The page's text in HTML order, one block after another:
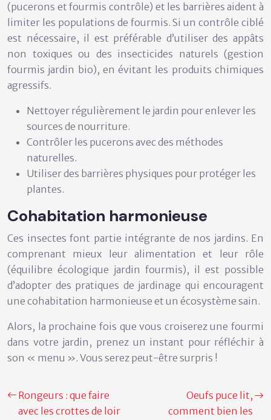
(pucerons et fourmis contrôle) et les barrières aident à
limiter les populations de fourmis. Si un contrôle ciblé
est nécessaire, il est préférable d’utiliser des appâts
non toxiques ou des insecticides naturels (gestion
fourmis jardin bio), en évitant les produits chimiques
agressifs.
Nettoyer régulièrement le jardin pour enlever les
sources de nourriture.
Contrôler les pucerons avec des méthodes
naturelles.
Utiliser des barrières physiques pour protéger les
plantes.
Cohabitation harmonieuse
Ces insectes font partie intégrante de nos jardins. En
comprenant mieux leur alimentation et leur rôle
(équilibre écologique jardin fourmis), il est possible
d’adopter des pratiques de jardinage qui encouragent
une cohabitation harmonieuse et un écosystème sain.
Alors, la prochaine fois que vous croiserez une fourmi
dans votre jardin, prenez un instant pour réfléchir à
son « menu ». Vous serez peut-être surpris !
Rongeurs : que faire
avec les crottes de loir
Oeufs puce lit,
comment bien les